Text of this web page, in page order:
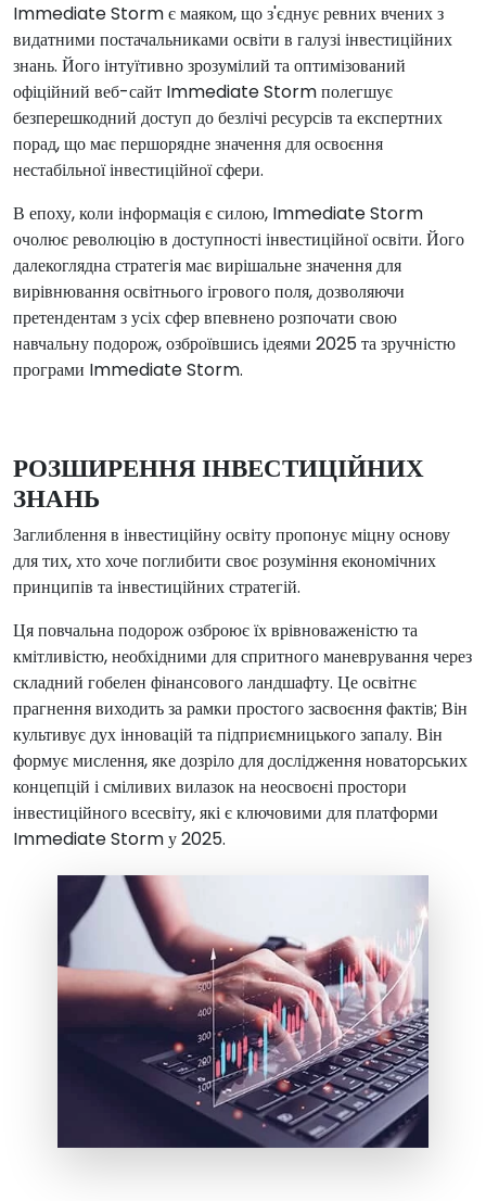
Immediate Storm є маяком, що з'єднує ревних вчених з
видатними постачальниками освіти в галузі інвестиційних
знань. Його інтуїтивно зрозумілий та оптимізований
офіційний веб-сайт Immediate Storm полегшує
безперешкодний доступ до безлічі ресурсів та експертних
порад, що має першорядне значення для освоєння
нестабільної інвестиційної сфери.
В епоху, коли інформація є силою, Immediate Storm
очолює революцію в доступності інвестиційної освіти. Його
далекоглядна стратегія має вирішальне значення для
вирівнювання освітнього ігрового поля, дозволяючи
претендентам з усіх сфер впевнено розпочати свою
навчальну подорож, озброївшись ідеями 2025 та зручністю
програми Immediate Storm.
РОЗШИРЕННЯ ІНВЕСТИЦІЙНИХ
ЗНАНЬ
Заглиблення в інвестиційну освіту пропонує міцну основу
для тих, хто хоче поглибити своє розуміння економічних
принципів та інвестиційних стратегій.
Ця повчальна подорож озброює їх врівноваженістю та
кмітливістю, необхідними для спритного маневрування через
складний гобелен фінансового ландшафту. Це освітнє
прагнення виходить за рамки простого засвоєння фактів; Він
культивує дух інновацій та підприємницького запалу. Він
формує мислення, яке дозріло для дослідження новаторських
концепцій і сміливих вилазок на неосвоєні простори
інвестиційного всесвіту, які є ключовими для платформи
Immediate Storm у 2025.